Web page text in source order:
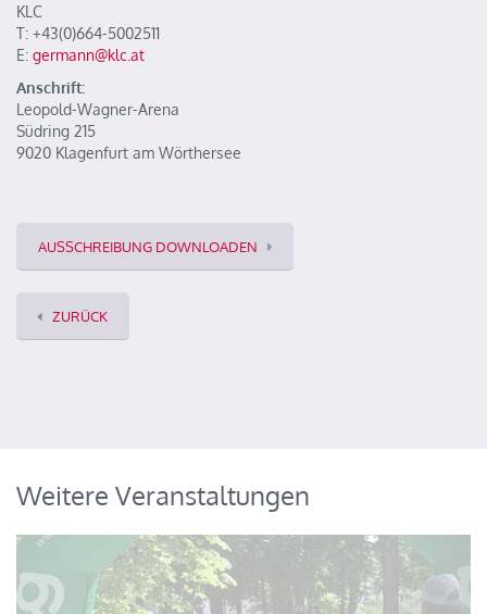
KLC
T: +43(0)664-5002511
E: germann@klc.at
Anschrift:
Leopold-Wagner-Arena
Südring 215
9020 Klagenfurt am Wörthersee
AUSSCHREIBUNG DOWNLOADEN
ZURÜCK
Weitere Veranstaltungen